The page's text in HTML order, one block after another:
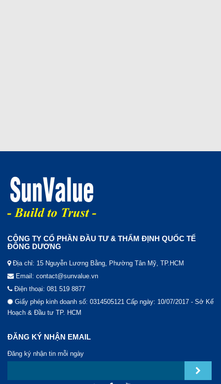
CÔNG TY CỔ PHẦN ĐẦU TƯ & THẨM ĐỊNH QUỐC TẾ
ĐÔNG DƯƠNG
Địa chỉ: 15 Nguyễn Lương Bằng, Phường Tân Mỹ, TP.HCM
Email: contact@sunvalue.vn
Điện thoại: 081 519 8877
Giấy phép kinh doanh số: 0314505121 Cấp ngày: 10/07/2017 - Sở Kế
Hoạch & Đầu tư TP. HCM
ĐĂNG KÝ NHẬN EMAIL
Đăng ký nhận tin mỗi ngày